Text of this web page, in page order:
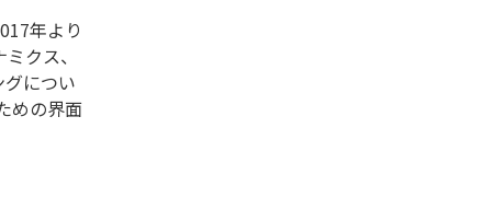
年より
クス、
につい
めの界面